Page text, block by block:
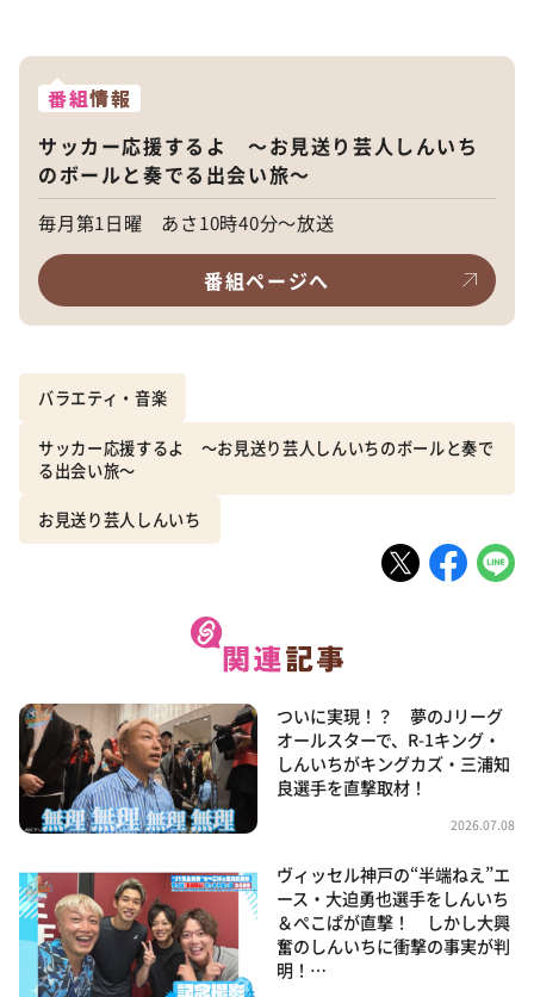
番組情報
サッカー応援するよ ～お見送り芸人しんいち
のボールと奏でる出会い旅～
毎月第1日曜 あさ10時40分～放送
番組ページへ
バラエティ・音楽
サッカー応援するよ ～お見送り芸人しんいちのボールと奏で
る出会い旅～
お見送り芸人しんいち
ついに実現！？ 夢のJリーグ
オールスターで、R-1キング・
しんいちがキングカズ・三浦知
良選手を直撃取材！
2026.07.08
ヴィッセル神戸の“半端ねえ”エ
ース・大迫勇也選手をしんいち
＆ぺこぱが直撃！ しかし大興
奮のしんいちに衝撃の事実が判
明！…